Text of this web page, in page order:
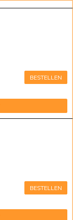
BESTELLEN
BESTELLEN